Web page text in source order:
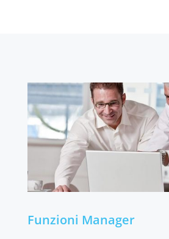
Funzioni Manager